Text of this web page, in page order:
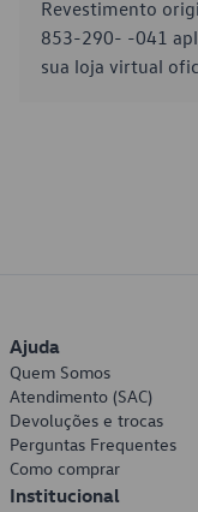
Revestimento
853-290- -041
sua loja virtual
Ajuda
Quem Somos
Atendimento (SAC)
Devoluções e trocas
Perguntas Frequentes
Como comprar
Institucional